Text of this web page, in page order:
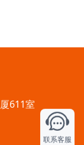
联系客服
611室